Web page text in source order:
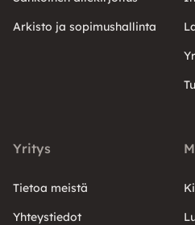
Arkisto ja sopimushallinta
Yritys
Tietoa meistä
Yhteystiedot